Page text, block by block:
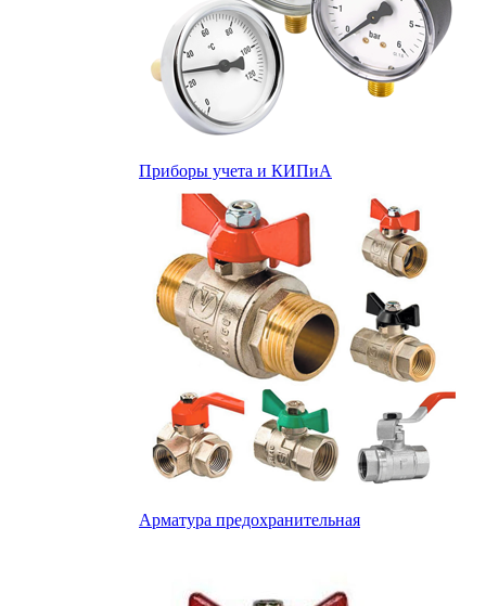
Приборы учета и КИПиА
Арматура предохранительная